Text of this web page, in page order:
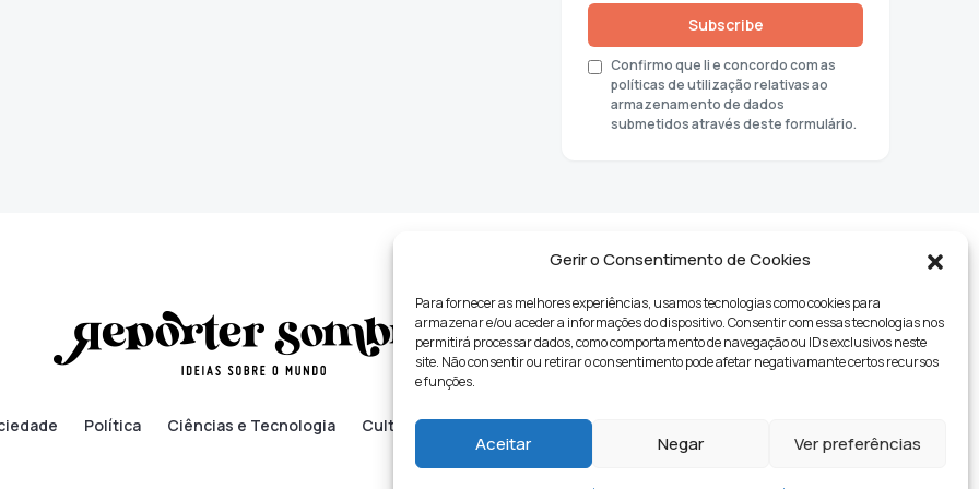
Gerir o Consentimento de Cookies
Para fornecer as melhores experiências, usamos tecnologias como cookies para
armazenar e/ou aceder a informações do dispositivo. Consentir com essas tecnologias nos
permitirá processar dados, como comportamento de navegação ou IDs exclusivos neste
site. Não consentir ou retirar o consentimento pode afetar negativamante certos recursos
e funções.
Aceitar Negar Ver preferências
Subscribe
Confirmo que li e concordo com as
políticas de utilização relativas ao
armazenamento de dados
submetidos através deste formulário.
Política Ciências e Tecnologia Cultura Lifestyle